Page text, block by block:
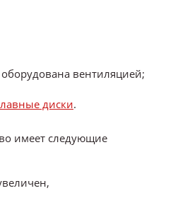
вентиляцией;
диски.
имеет следующие